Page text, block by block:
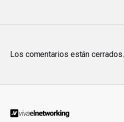
Los comentarios están cerrados.